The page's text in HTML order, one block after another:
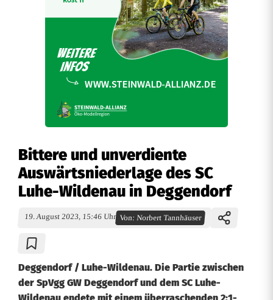
Bittere und unverdiente
Auswärtsniederlage des SC
Luhe-Wildenau in Deggendorf
19. August 2023, 15:46 Uhr Von:Norbert Tannhäuser
Deggendorf / Luhe-Wildenau. Die Partie zwischen
der SpVgg GW Deggendorf und dem SC Luhe-